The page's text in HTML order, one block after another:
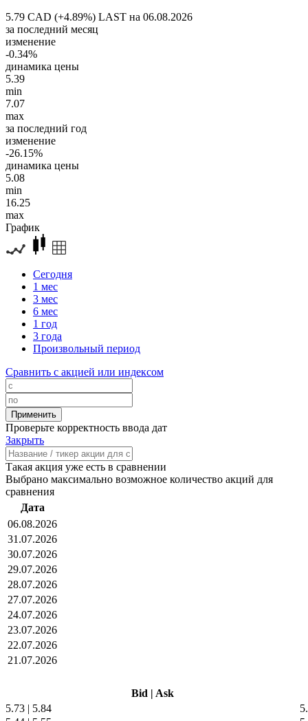
5.79 CAD (+4.89%) LAST на 06.08.2026
за последний месяц
изменение
-0.34%
динамика цены
5.39
min
7.07
max
за последний год
изменение
-26.15%
динамика цены
5.08
min
16.25
max
График
Сегодня
1 мес
3 мес
6 мес
1 год
3 года
Произвольный период
Сравнить с акцией или индексом
Проверьте корректность ввода дат
Закрыть
Такая акция уже есть в сравнении
Выбрано максимально возможное количество акций для
сравнения
Дата
06.08.2026
31.07.2026
30.07.2026
29.07.2026
28.07.2026
27.07.2026
24.07.2026
23.07.2026
22.07.2026
21.07.2026
Bid | Ask
5.73 | 5.84